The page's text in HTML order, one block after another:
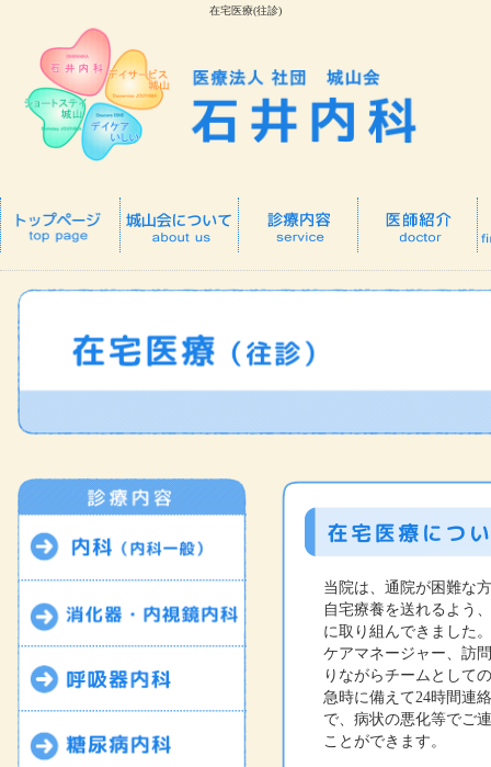
在宅医療(往診)
当院は、通院が困難な
自宅療養を送れるよう
に取り組んできました。
ケアマネージャー、訪
りながらチームとして
急時に備えて24時間連
で、病状の悪化等でご
ことができます。